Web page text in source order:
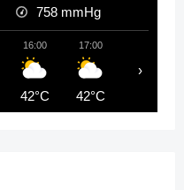
758 mmHg
16:00
42°C
17:00
42°C
›